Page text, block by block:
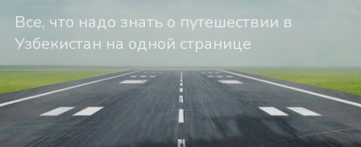
Все, что надо знать о путешествии в
Узбекистан на одной странице